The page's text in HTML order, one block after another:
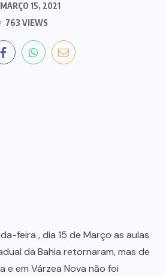
MARÇO 15, 2021
763 VIEWS
feira , dia 15 de Março as aulas
da Bahia retornaram, mas de
e em Várzea Nova não foi